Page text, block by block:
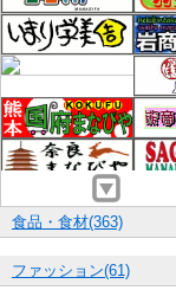
食品・食材(363)
ファッション(61)